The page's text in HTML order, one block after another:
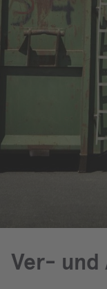
Ver- und